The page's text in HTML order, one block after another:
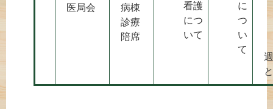
医局会
病棟
診療
陪席
看護
につ
いて
に
つ
い
て